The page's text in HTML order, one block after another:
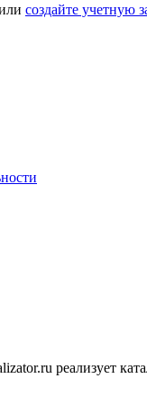
создайте учетную
реализует